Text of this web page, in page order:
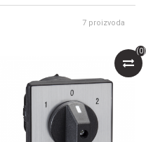
(0)
7 proizvoda